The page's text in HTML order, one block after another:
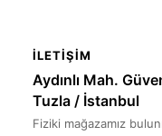
İLETIŞIM
Aydınlı Mah.
Tuzla / İstanbul
Fiziki mağazamız